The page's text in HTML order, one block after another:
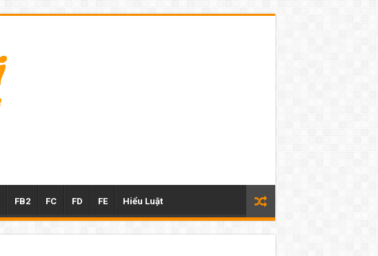
FB2 FC FD FE Hiểu Luật